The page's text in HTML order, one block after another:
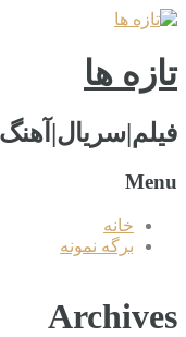
تازه ها
فیلم|سریال|آهنگ
Menu
خانه
برگه نمونه
Archives